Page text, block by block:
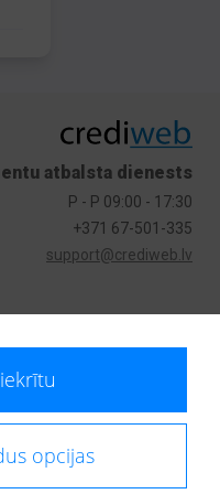
atbalsta dienests
P - P 09:00 - 17:30
+371 67-501-335
support@crediweb.lv
ir atbildīgs par fizisko
opcijas